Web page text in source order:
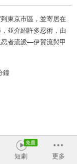
東京市區，並寄居在
並介紹許多忍術，由
者流派—伊賀流與甲
鐘
短劇 更多